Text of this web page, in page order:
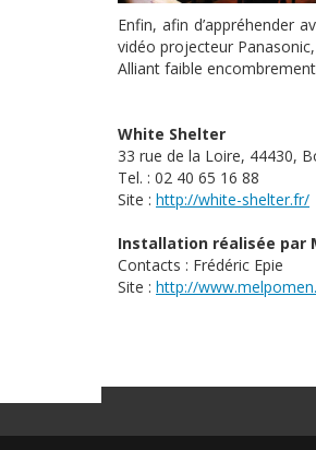
Enfin, afin d’appréhender
vidéo projecteur Panasonic
Alliant faible
White Shelter
33 rue de la Loire, 44430,
Tel. : 02 40 65 16 88
Site : http://white-shelter.fr/
Installation réalisée par
Contacts : Frédéric Epie
Site : http://